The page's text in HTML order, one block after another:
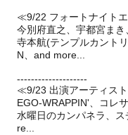
≪9/22 フォートナイト
今別府直之、宇都宮まき
寺本航(テンプルカント
N、and more...
--------------------
≪9/23 出演アーティス
EGO-WRAPPIN'、コレ
水曜日のカンパネラ、
re...